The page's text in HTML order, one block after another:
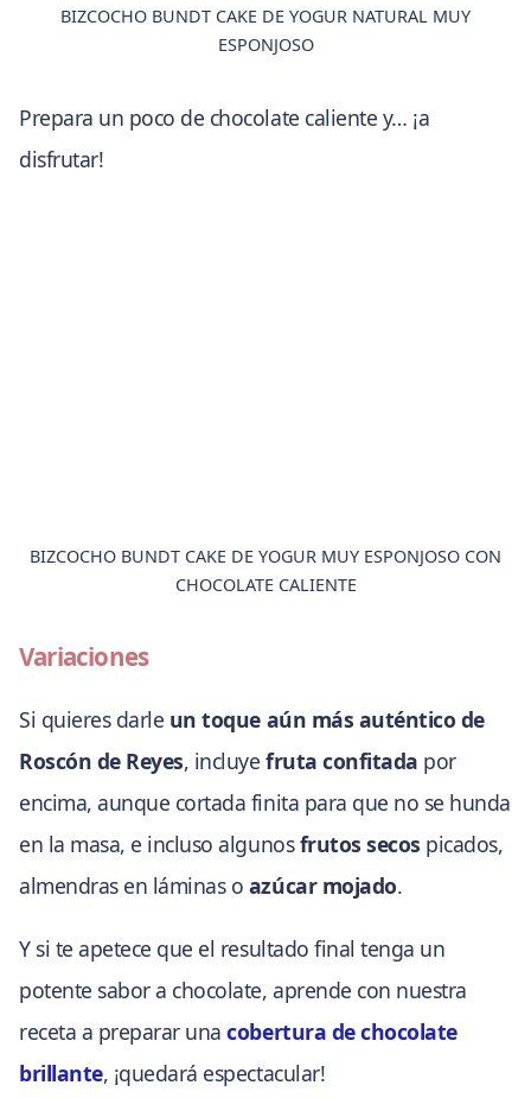
BIZCOCHO BUNDT CAKE DE YOGUR NATURAL MUY
ESPONJOSO
Prepara un poco de chocolate caliente y… ¡a
disfrutar!
BIZCOCHO BUNDT CAKE DE YOGUR MUY ESPONJOSO CON
CHOCOLATE CALIENTE
Variaciones
Si quieres darle un toque aún más auténtico de
Roscón de Reyes, incluyefruta confitada por
encima, aunque cortada finita para que no se hunda
en la masa, e incluso algunosfrutos secos picados,
almendras en láminas o azúcar mojado.
Y si te apetece que el resultado final tenga un
potente sabor a chocolate, aprende con nuestra
receta a preparar unacobertura de chocolate
brillante, ¡quedará espectacular!